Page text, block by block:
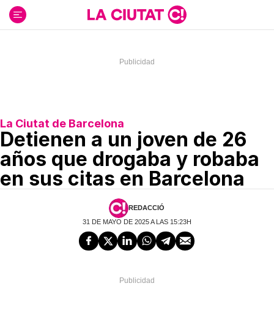
contenido
La Ciutat de Barcelona
Detienen a un joven de 26
años que drogaba y robaba
en sus citas en Barcelona
REDACCIÓ
31 DE MAYO DE 2025 A LAS 15:23H